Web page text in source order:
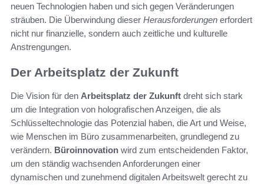
neuen Technologien haben und sich gegen Veränderungen
sträuben. Die Überwindung dieser Herausforderungen erfordert
nicht nur finanzielle, sondern auch zeitliche und kulturelle
Anstrengungen.
Der Arbeitsplatz der Zukunft
Die Vision für den Arbeitsplatz der Zukunft dreht sich stark
um die Integration von holografischen Anzeigen, die als
Schlüsseltechnologie das Potenzial haben, die Art und Weise,
wie Menschen im Büro zusammenarbeiten, grundlegend zu
verändern. Büroinnovation wird zum entscheidenden Faktor,
um den ständig wachsenden Anforderungen einer
dynamischen und zunehmend digitalen Arbeitswelt gerecht zu